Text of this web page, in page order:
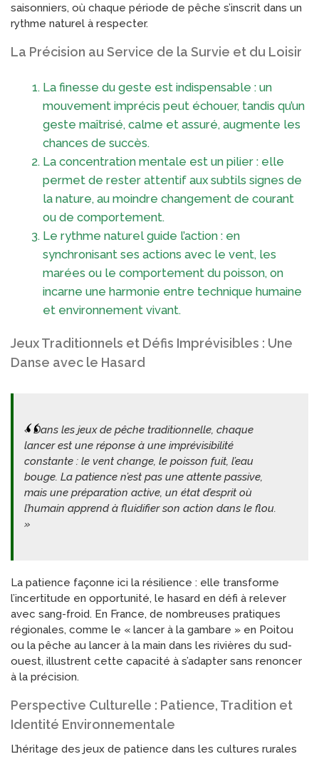
saisonniers, où chaque période de pêche s’inscrit dans un
rythme naturel à respecter.
La Précision au Service de la Survie et du Loisir
La finesse du geste est indispensable : un
mouvement imprécis peut échouer, tandis qu’un
geste maîtrisé, calme et assuré, augmente les
chances de succès.
La concentration mentale est un pilier : elle
permet de rester attentif aux subtils signes de
la nature, au moindre changement de courant
ou de comportement.
Le rythme naturel guide l’action : en
synchronisant ses actions avec le vent, les
marées ou le comportement du poisson, on
incarne une harmonie entre technique humaine
et environnement vivant.
Jeux Traditionnels et Défis Imprévisibles : Une
Danse avec le Hasard
« Dans les jeux de pêche traditionnelle, chaque
lancer est une réponse à une imprévisibilité
constante : le vent change, le poisson fuit, l’eau
bouge. La patience n’est pas une attente passive,
mais une préparation active, un état d’esprit où
l’humain apprend à fluidifier son action dans le flou.
»
La patience façonne ici la résilience : elle transforme
l’incertitude en opportunité, le hasard en défi à relever
avec sang-froid. En France, de nombreuses pratiques
régionales, comme le « lancer à la gambare » en Poitou
ou la pêche au lancer à la main dans les rivières du sud-
ouest, illustrent cette capacité à s’adapter sans renoncer
à la précision.
Perspective Culturelle : Patience, Tradition et
Identité Environnementale
L’héritage des jeux de patience dans les cultures rurales